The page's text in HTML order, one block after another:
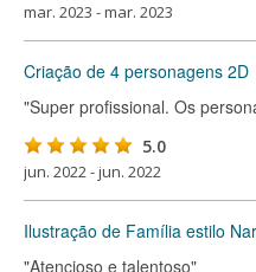
mar. 2023 - mar. 2023
Criação de 4 personagens 2D
"Super profissional. Os
5.0
jun. 2022 - jun. 2022
Ilustração de Família estilo
"Atencioso e talentoso"